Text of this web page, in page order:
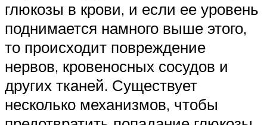
глюкозы в крови, и если ее уровень
поднимается намного выше этого,
то происходит повреждение
нервов, кровеносных сосудов и
других тканей. Существует
несколько механизмов, чтобы